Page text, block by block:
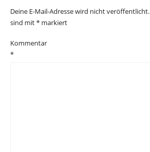
Deine E-Mail-Adresse wird nicht veröffentlicht.
sind mit* markiert
Kommentar
*